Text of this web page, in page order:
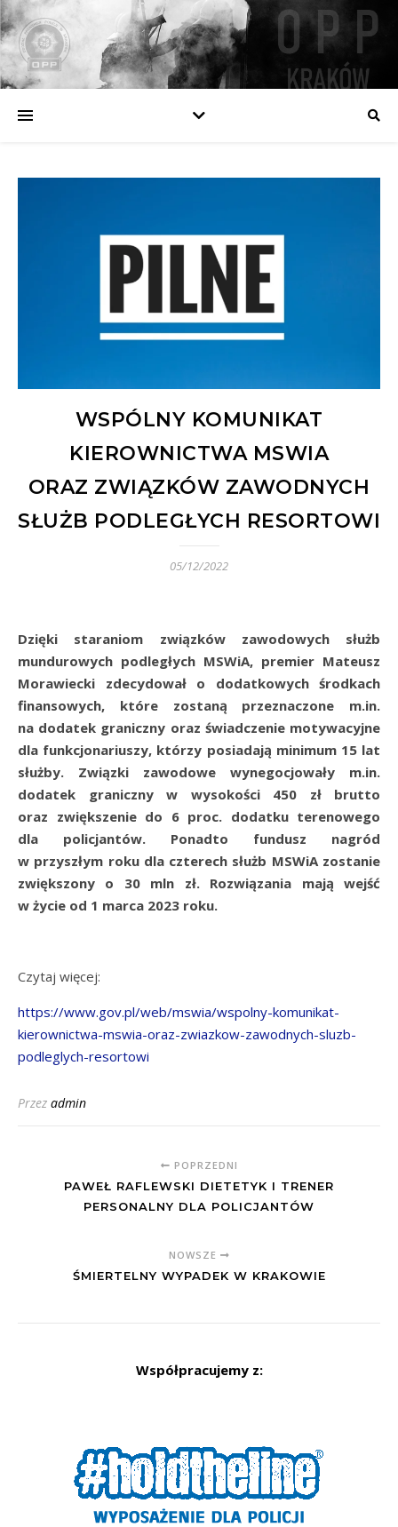
WSPÓLNY KOMUNIKAT
KIEROWNICTWA MSWIA
ORAZ ZWIĄZKÓW ZAWODNYCH
SŁUŻB PODLEGŁYCH RESORTOWI
05/12/2022
Dzięki staraniom związków zawodowych służb
mundurowych podległych MSWiA, premier Mateusz
Morawiecki zdecydował o dodatkowych środkach
finansowych, które zostaną przeznaczone m.in.
na dodatek graniczny oraz świadczenie motywacyjne
dla funkcjonariuszy, którzy posiadają minimum 15 lat
służby. Związki zawodowe wynegocjowały m.in.
dodatek graniczny w wysokości 450 zł brutto
oraz zwiększenie do 6 proc. dodatku terenowego
dla policjantów. Ponadto fundusz nagród
w przyszłym roku dla czterech służb MSWiA zostanie
zwiększony o 30 mln zł. Rozwiązania mają wejść
w życie od 1 marca 2023 roku.
Czytaj więcej:
https://www.gov.pl/web/mswia/wspolny-komunikat-
kierownictwa-mswia-oraz-zwiazkow-zawodnych-sluzb-
podleglych-resortowi
Przez admin
POPRZEDNI
PAWEŁ RAFLEWSKI DIETETYK I TRENER
PERSONALNY DLA POLICJANTÓW
NOWSZE
ŚMIERTELNY WYPADEK W KRAKOWIE
Współpracujemy z: